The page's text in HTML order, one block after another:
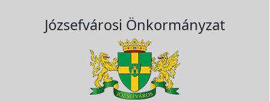
Józsefvárosi Önkormányzat